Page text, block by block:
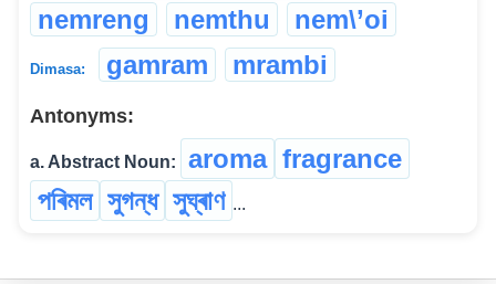
nemreng
nemthu nem\’oi
Dimasa: gamram mrambi
Antonyms:
a. Abstract Noun: aroma fragrance
পৰিমল সুগন্ধ সুঘ্ৰাণ ...